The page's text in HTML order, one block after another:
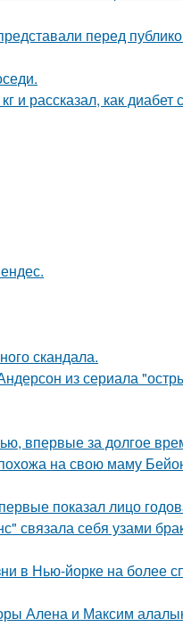
перед
рассказал, как диабет
скандала.
из сериала
впервые за долгое
на свою маму
показал лицо
связала себя узами
в Нью-йорке на более
Алена и Максим